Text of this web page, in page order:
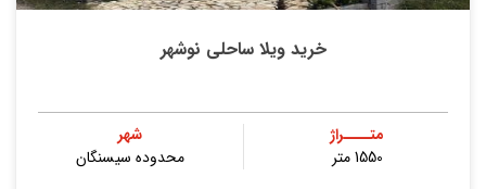
خرید ویلا ساحلی نوشهر
متــــراژ
1550 متر
شهر
محدوده سیسنگان